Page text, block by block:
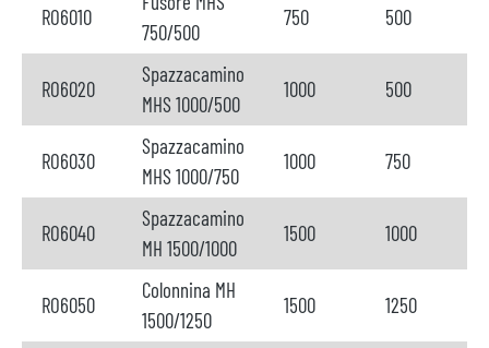
RO6010
750/500
750 500
RO6020
Spazzacamino
MHS 1000/500
1000 500
RO6030
Spazzacamino
MHS 1000/750
1000 750
RO6040
Spazzacamino
MH 1500/1000
1500 1000
RO6050
Colonnina MH
1500/1250
1500 1250